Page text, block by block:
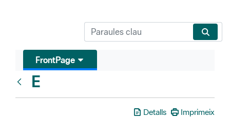
FrontPage
E
Detalls Imprimeix